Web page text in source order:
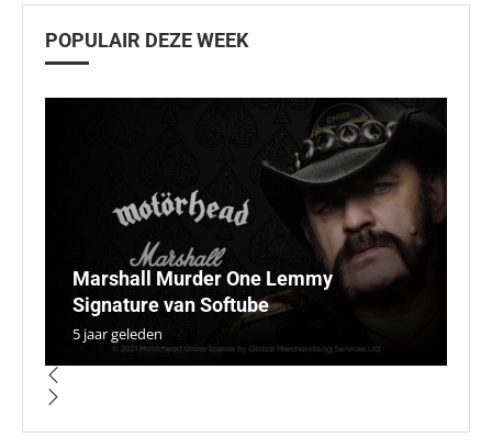
POPULAIR DEZE WEEK
Marshall Murder One Lemmy
Signature van Softube
5 jaar geleden